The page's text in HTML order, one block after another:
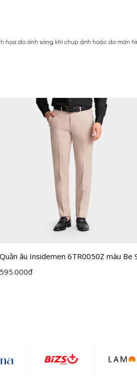
họa do ánh sáng khi chụp ảnh hoặc do màn
Quần âu Insidemen 6TR0050Z màu Be
cỡ 29
595.000đ